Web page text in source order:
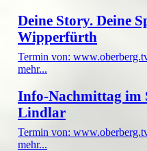
Deine Story. Deine
Wipperfürth
Termin von:
mehr...
Info-Nachmittag im
Lindlar
Termin von:
mehr...